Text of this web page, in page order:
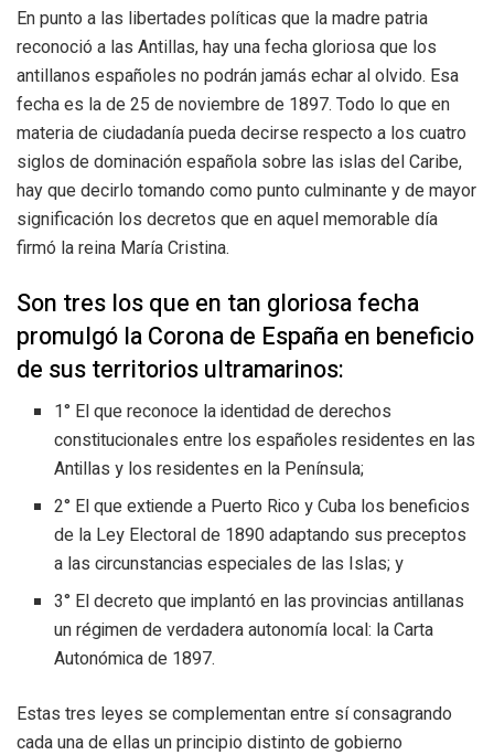
En punto a las libertades políticas que la madre patria
reconoció a las Antillas, hay una fecha gloriosa que los
antillanos españoles no podrán jamás echar al olvido. Esa
fecha es la de 25 de noviembre de 1897. Todo lo que en
materia de ciudadanía pueda decirse respecto a los cuatro
siglos de dominación española sobre las islas del Caribe,
hay que decirlo tomando como punto culminante y de mayor
significación los decretos que en aquel memorable día
firmó la reina María Cristina.
Son tres los que en tan gloriosa fecha
promulgó la Corona de España en beneficio
de sus territorios ultramarinos:
1° El que reconoce la identidad de derechos
constitucionales entre los españoles residentes en las
Antillas y los residentes en la Península;
2° El que extiende a Puerto Rico y Cuba los beneficios
de la Ley Electoral de 1890 adaptando sus preceptos
a las circunstancias especiales de las Islas; y
3° El decreto que implantó en las provincias antillanas
un régimen de verdadera autonomía local: la Carta
Autonómica de 1897.
Estas tres leyes se complementan entre sí consagrando
cada una de ellas un principio distinto de gobierno